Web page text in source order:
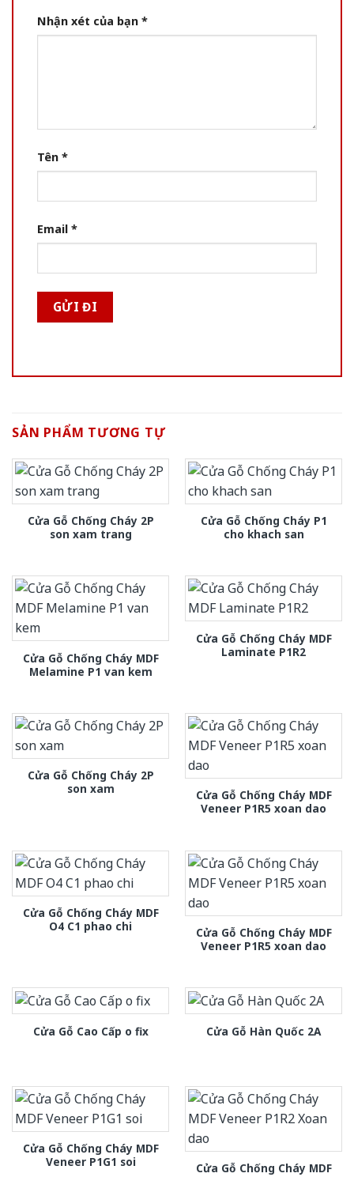
Nhận xét của bạn *
Tên *
Email *
SẢN PHẨM TƯƠNG TỰ
Cửa Gỗ Chống Cháy 2P
son xam trang
Cửa Gỗ Chống Cháy P1
cho khach san
Cửa Gỗ Chống Cháy MDF
Melamine P1 van kem
Cửa Gỗ Chống Cháy MDF
Laminate P1R2
Cửa Gỗ Chống Cháy 2P
son xam
Cửa Gỗ Chống Cháy MDF
Veneer P1R5 xoan dao
Cửa Gỗ Chống Cháy MDF
O4 C1 phao chi
Cửa Gỗ Chống Cháy MDF
Veneer P1R5 xoan dao
Cửa Gỗ Cao Cấp o fix Cửa Gỗ Hàn Quốc 2A
Cửa Gỗ Chống Cháy MDF
Veneer P1G1 soi
Cửa Gỗ Chống Cháy MDF